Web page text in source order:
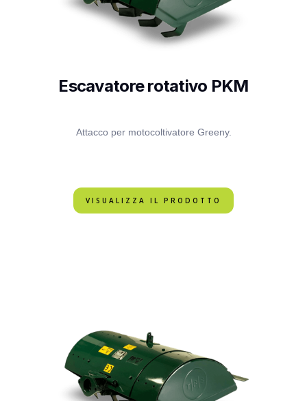
Escavatore rotativo PKM
Attacco per motocoltivatore Greeny.
VISUALIZZA IL PRODOTTO